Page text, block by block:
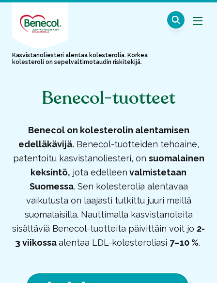
Kasvistanoliesteri alentaa kolesterolia. Korkea
kolesteroli on sepelvaltimotaudin riskitekijä.
Benecol-tuotteet
Benecol on kolesterolin alentamisen
edelläkävijä. Benecol-tuotteiden tehoaine,
patentoitu kasvistanoliesteri, on suomalainen
keksintö, jota edelleen valmistetaan
Suomessa. Sen kolesterolia alentavaa
vaikutusta on laajasti tutkittu juuri meillä
suomalaisilla. Nauttimalla kasvistanoleita
sisältäviä Benecol-tuotteita päivittäin voit jo 2-
3 viikossaalentaa LDL-kolesteroliasi 7–10 %.